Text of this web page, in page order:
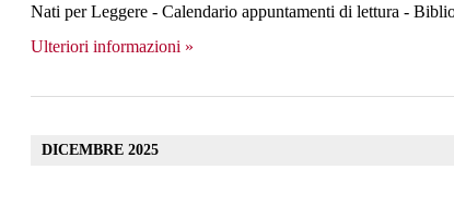
Nati per Leggere - Calendario appuntamenti di lettura -
Ulteriori informazioni »
DICEMBRE 2025